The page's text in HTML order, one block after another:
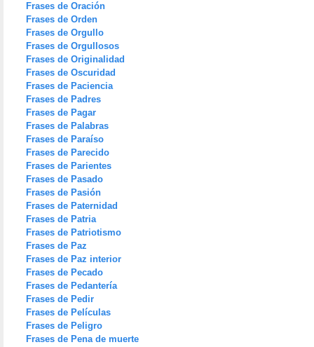
Frases de Oración
Frases de Orden
Frases de Orgullo
Frases de Orgullosos
Frases de Originalidad
Frases de Oscuridad
Frases de Paciencia
Frases de Padres
Frases de Pagar
Frases de Palabras
Frases de Paraíso
Frases de Parecido
Frases de Parientes
Frases de Pasado
Frases de Pasión
Frases de Paternidad
Frases de Patria
Frases de Patriotismo
Frases de Paz
Frases de Paz interior
Frases de Pecado
Frases de Pedantería
Frases de Pedir
Frases de Películas
Frases de Peligro
Frases de Pena de muerte